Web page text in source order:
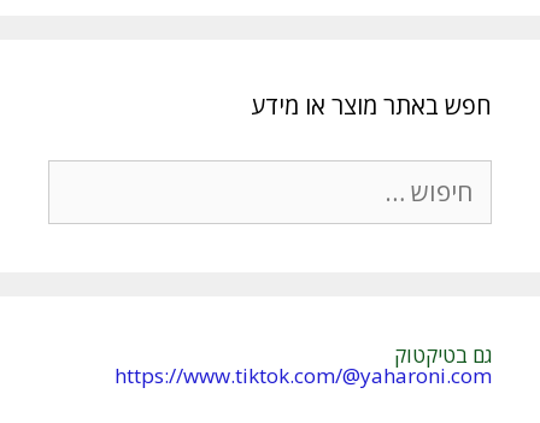
חפש באתר מוצר או מידע
חיפוש:
גם בטיקטוק
https://www.tiktok.com/@yaharoni.com